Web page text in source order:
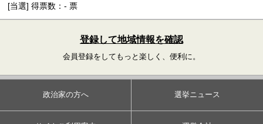
[当選] 得票数：- 票
登録して地域情報を確認
会員登録をしてもっと楽しく、便利に。
政治家の方へ 選挙ニュース